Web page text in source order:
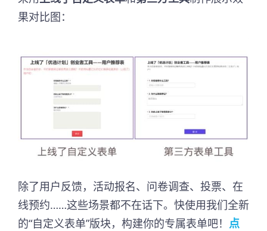
果对比图：
除了用户反馈，活动报名、问卷调查、投票、在
线预约……这些场景都不在话下。快使用我们全新
的“自定义表单”版块，构建你的专属表单吧！ 点